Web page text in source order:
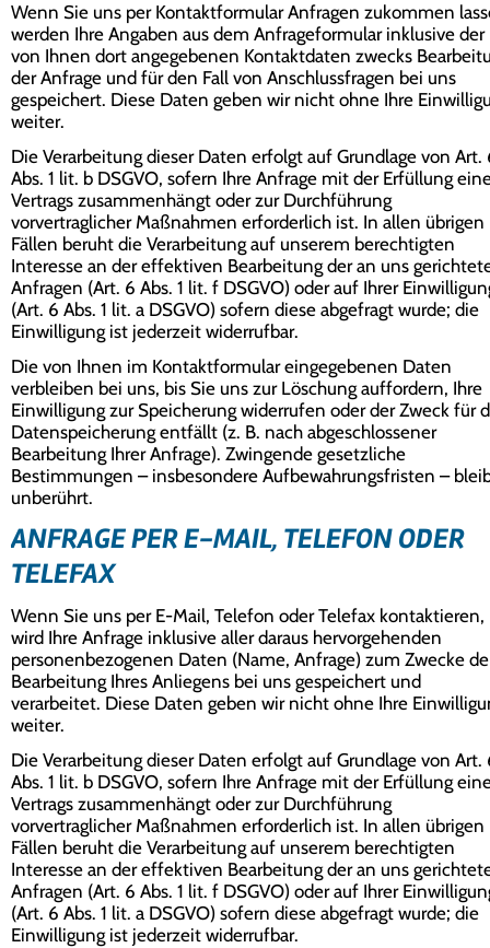
Wenn Sie uns per Kontaktformular Anfragen zukommen
werden Ihre Angaben aus dem Anfrageformular inklusive der
von Ihnen dort angegebenen Kontaktdaten zwecks
der Anfrage und für den Fall von Anschlussfragen bei uns
gespeichert. Diese Daten geben wir nicht ohne Ihre
weiter.
Die Verarbeitung dieser Daten erfolgt auf Grundlage von Art.
Abs. 1 lit. b DSGVO, sofern Ihre Anfrage mit der Erfüllung
Vertrags zusammenhängt oder zur Durchführung
vorvertraglicher Maßnahmen erforderlich ist. In allen übrigen
Fällen beruht die Verarbeitung auf unserem berechtigten
Interesse an der effektiven Bearbeitung der an uns
Anfragen (Art. 6 Abs. 1 lit. f DSGVO) oder auf Ihrer
(Art. 6 Abs. 1 lit. a DSGVO) sofern diese abgefragt wurde; die
Einwilligung ist jederzeit widerrufbar.
Die von Ihnen im Kontaktformular eingegebenen Daten
verbleiben bei uns, bis Sie uns zur Löschung auffordern, Ihre
Einwilligung zur Speicherung widerrufen oder der Zweck für
Datenspeicherung entfällt (z. B. nach abgeschlossener
Bearbeitung Ihrer Anfrage). Zwingende gesetzliche
Bestimmungen – insbesondere Aufbewahrungsfristen –
unberührt.
ANFRAGE PER E-MAIL, TELEFON ODER
TELEFAX
Wenn Sie uns per E-Mail, Telefon oder Telefax kontaktieren,
wird Ihre Anfrage inklusive aller daraus hervorgehenden
personenbezogenen Daten (Name, Anfrage) zum Zwecke
Bearbeitung Ihres Anliegens bei uns gespeichert und
verarbeitet. Diese Daten geben wir nicht ohne Ihre
weiter.
Die Verarbeitung dieser Daten erfolgt auf Grundlage von Art.
Abs. 1 lit. b DSGVO, sofern Ihre Anfrage mit der Erfüllung
Vertrags zusammenhängt oder zur Durchführung
vorvertraglicher Maßnahmen erforderlich ist. In allen übrigen
Fällen beruht die Verarbeitung auf unserem berechtigten
Interesse an der effektiven Bearbeitung der an uns
Anfragen (Art. 6 Abs. 1 lit. f DSGVO) oder auf Ihrer
(Art. 6 Abs. 1 lit. a DSGVO) sofern diese abgefragt wurde; die
Einwilligung ist jederzeit widerrufbar.